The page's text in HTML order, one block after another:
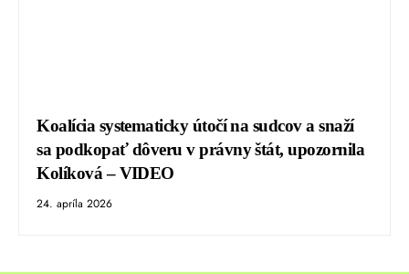
Koalícia systematicky útočí na sudcov a snaží
sa podkopať dôveru v právny štát, upozornila
Kolíková – VIDEO
24. apríla 2026